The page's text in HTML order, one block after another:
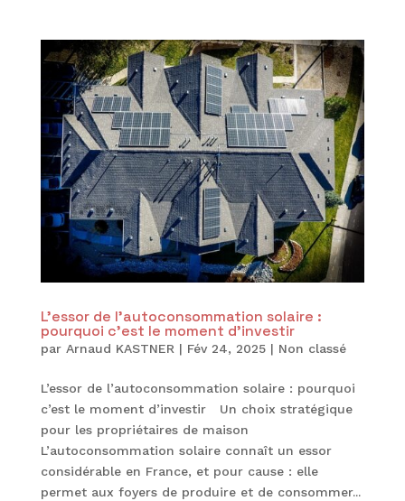
L’essor de l’autoconsommation solaire :
pourquoi c’est le moment d’investir
par Arnaud KASTNER | Fév 24, 2025| Non classé
L’essor de l’autoconsommation solaire : pourquoi
c’est le moment d’investir Un choix stratégique
pour les propriétaires de maison
L’autoconsommation solaire connaît un essor
considérable en France, et pour cause : elle
permet aux foyers de produire et de consommer...